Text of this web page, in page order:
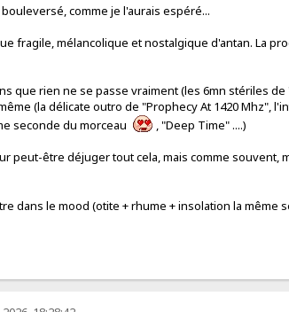
comme je l'aurais espéré...
fragile, mélancolique et nostalgique d'antan. La
que rien ne se passe vraiment (les 6mn stériles de
(la délicate outro de "Prophecy At 1420 Mhz",
seconde du morceau
, "Deep Time" ....)
peut-être déjuger tout cela, mais comme souvent,
dans le mood (otite + rhume + insolation la même